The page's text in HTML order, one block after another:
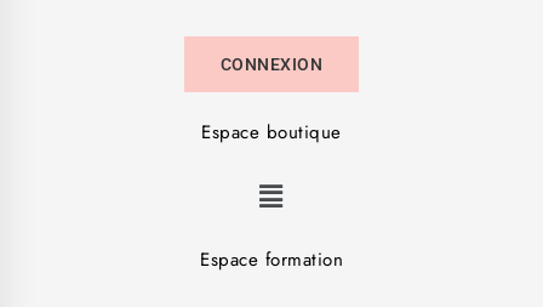
CONNEXION
Espace boutique
Espace formation